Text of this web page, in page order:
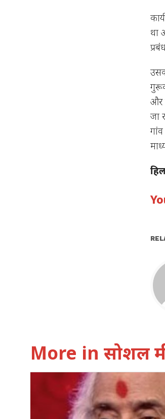
था
और
जा
More in सोशल